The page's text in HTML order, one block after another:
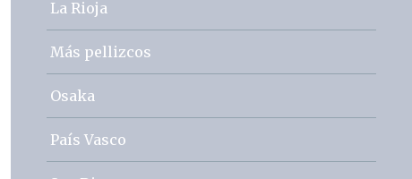
La Rioja
Más pellizcos
Osaka
País Vasco